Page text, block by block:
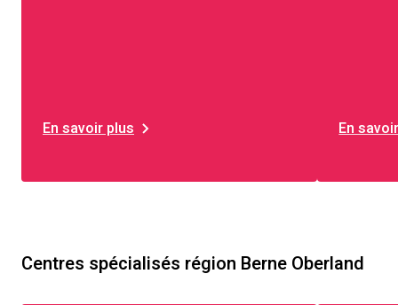
En savoir plus En
Centres spécialisés région Berne Oberland